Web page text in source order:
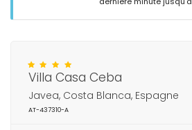
Villa Casa Ceba
Javea, Costa Blanca, Espagne
AT-437310-A